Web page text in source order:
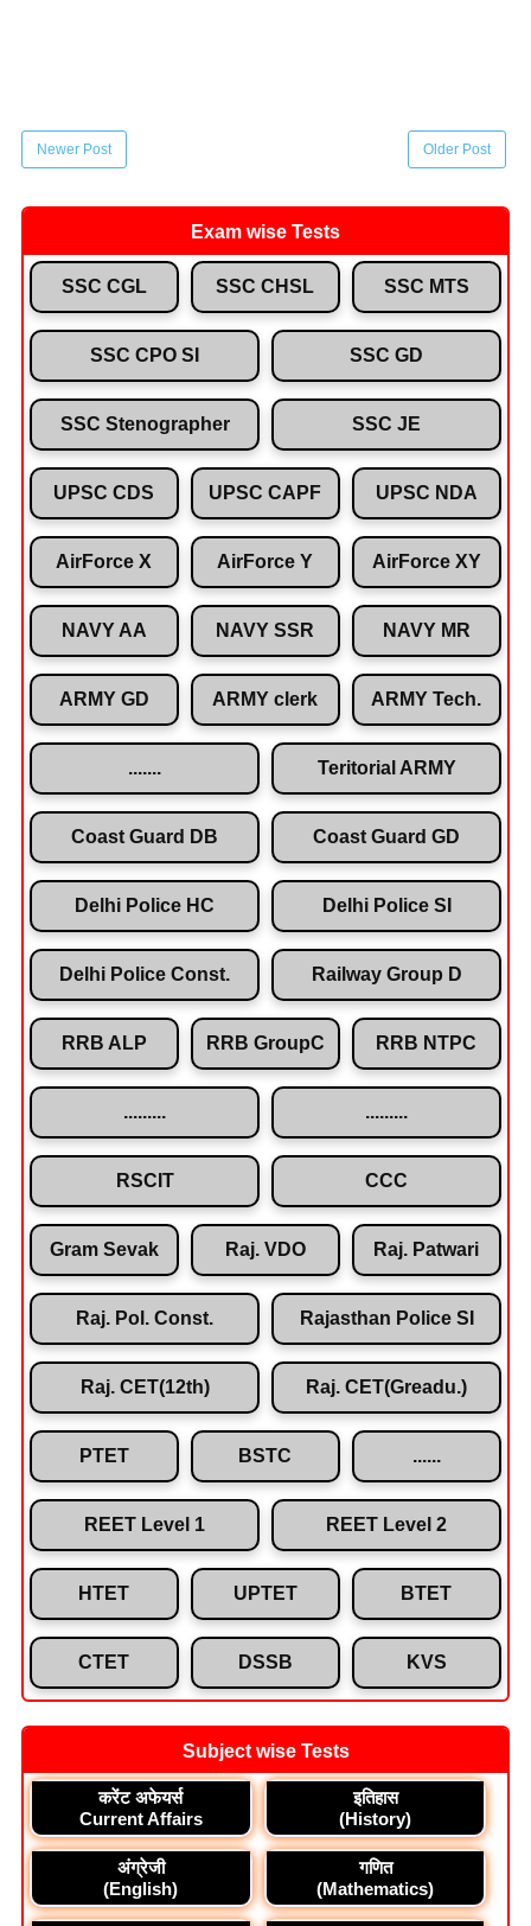
Newer Post Older Post
Exam wise Tests
SSC CGL SSC CHSL SSC MTS
SSC CPO SI SSC GD
SSC Stenographer SSC JE
UPSC CDS UPSC CAPF UPSC NDA
AirForce X AirForce Y AirForce XY
NAVY AA NAVY SSR NAVY MR
ARMY GD ARMY clerk ARMY Tech.
Teritorial ARMY
Coast Guard DB Coast Guard GD
Delhi Police HC Delhi Police SI
Delhi Police Const. Railway Group D
RRB ALP RRB GroupC RRB NTPC
RSCIT CCC
Gram Sevak Raj. VDO Raj. Patwari
Raj. Pol. Const. Rajasthan Police SI
Raj. CET(12th) Raj. CET(Greadu.)
PTET BSTC
REET Level 1 REET Level 2
HTET UPTET BTET
CTET DSSB KVS
Subject wise Tests
करेंट अफेयर्स
Current Affairs
इतिहास
(History)
अंग्रेजी
(English)
गणित
(Mathematics)